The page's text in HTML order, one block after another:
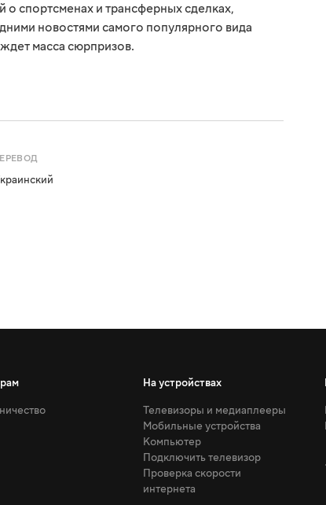
о спортсменах и трансферных сделках,
новостями самого популярного вида
масса сюрпризов.
На устройствах
Телевизоры и медиаплееры
Мобильные устройства
Компьютер
Подключить телевизор
Проверка скорости
интернета